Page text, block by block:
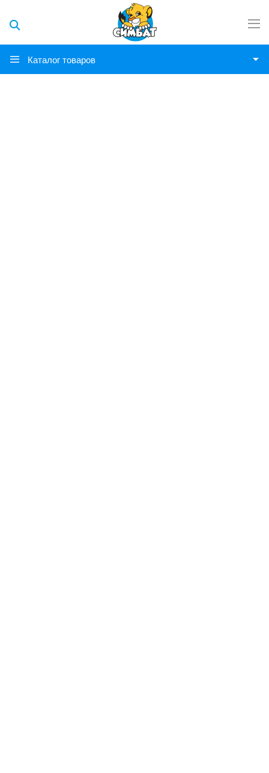
Каталог товаров